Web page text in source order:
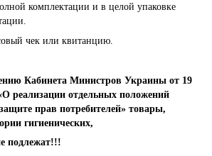
комплектации и в целой упаковке
чек или квитанцию.
Кабинета Министров Украины от 19
реализации отдельных положений
прав потребителей» товары,
гигиенических,
подлежат!!!